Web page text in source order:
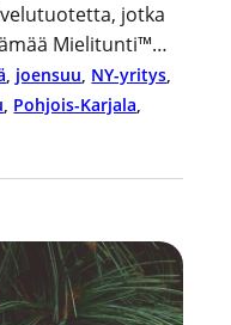
jotka
Mielitunti™…
, joensuu, NY-yritys
, Pohjois-Karjala